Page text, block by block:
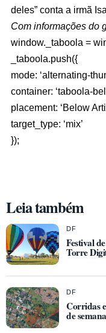
deles” conta a irmã
Com informações do
window._taboola =
_taboola.push({
mode: ‘alternating-
container: ‘taboola-
placement: ‘Below
target_type: ‘mix’
});
Leia também
DF
Festival
Torre
DF
Corridas
de